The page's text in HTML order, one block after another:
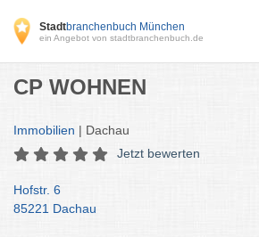
Stadtbranchenbuch München
ein Angebot von stadtbranchenbuch.de
CP WOHNEN
Immobilien | Dachau
Jetzt bewerten
Hofstr. 6
85221 Dachau